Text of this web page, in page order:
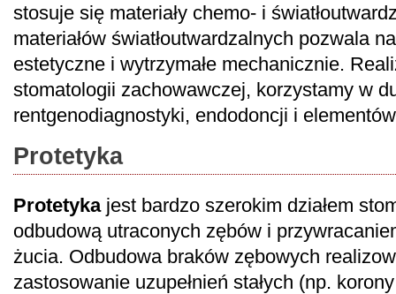
stosuje się materiały chemo- i
materiałów światłoutwardzalnych pozwala
estetyczne i wytrzymałe mechanicznie.
stomatologii zachowawczej, korzystamy w
rentgenodiagnostyki, endodoncji i
Protetyka
Protetykajest bardzo szerokim działem
odbudową utraconych zębów i
żucia. Odbudowa braków zębowych
zastosowanie uzupełnień stałych (np.